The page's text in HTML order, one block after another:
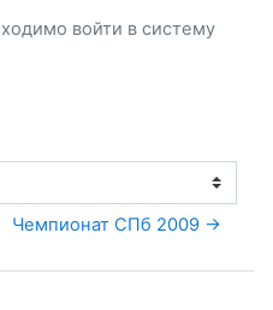
войти в систему
Чемпионат СПб 2009 →